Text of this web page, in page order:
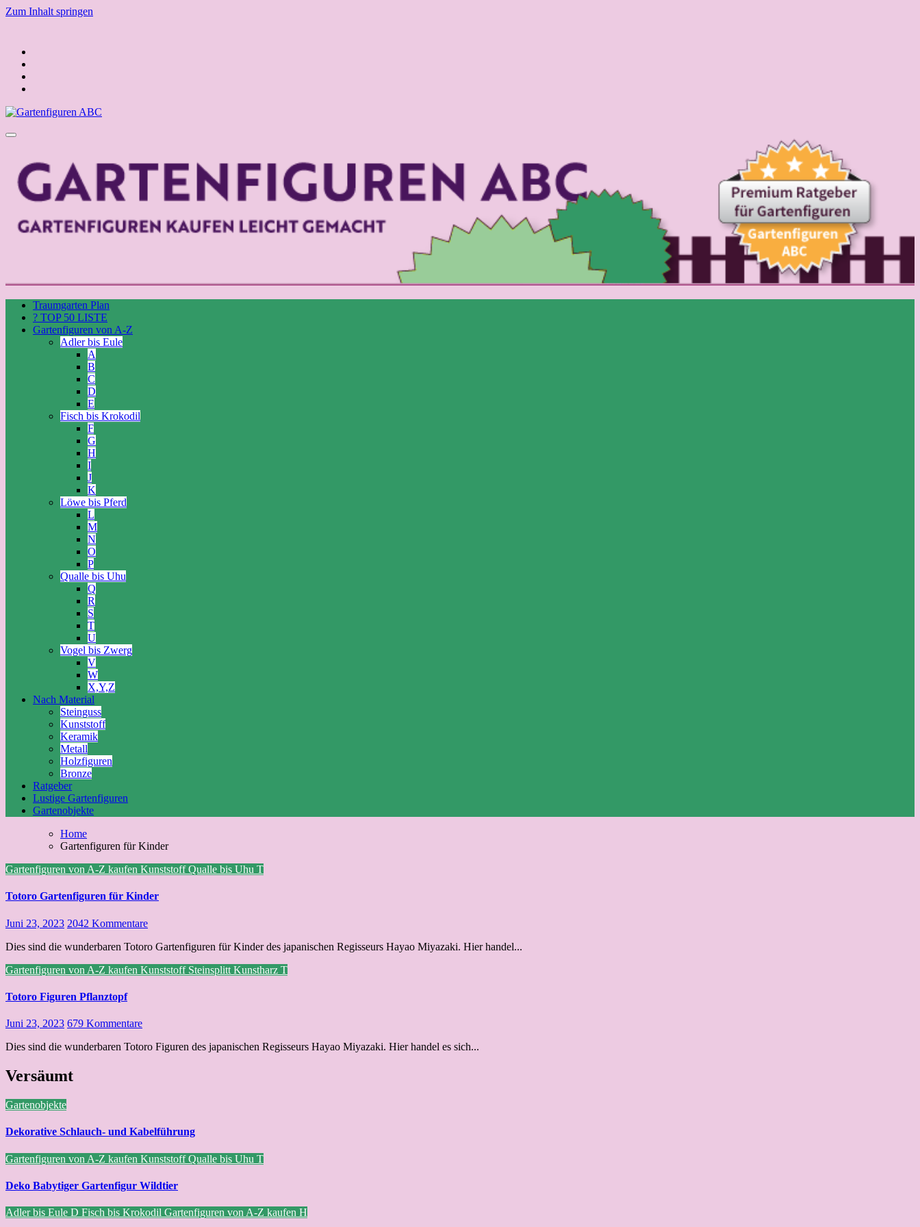
Zum Inhalt springen
Traumgarten Plan
? TOP 50 LISTE
Gartenfiguren von A-Z
Adler bis Eule
A
B
C
D
E
Fisch bis Krokodil
F
G
H
I
J
K
Löwe bis Pferd
L
M
N
O
P
Qualle bis Uhu
Q
R
S
T
U
Vogel bis Zwerg
V
W
X,Y,Z
Nach Material
Steinguss
Kunststoff
Keramik
Metall
Holzfiguren
Bronze
Ratgeber
Lustige Gartenfiguren
Gartenobjekte
Home
Gartenfiguren für Kinder
Gartenfiguren von A-Z kaufen KunststoffQualle bis Uhu T
Totoro Gartenfiguren für Kinder
Juni 23, 2023 2042 Kommentare
Dies sind die wunderbaren Totoro Gartenfiguren für Kinder des japanischen Regisseurs Hayao Miyazaki. Hier handel...
Gartenfiguren von A-Z kaufen Kunststoff Steinsplitt Kunstharz T
Totoro Figuren Pflanztopf
Juni 23, 2023 679 Kommentare
Dies sind die wunderbaren Totoro Figuren des japanischen Regisseurs Hayao Miyazaki. Hier handel es sich...
Versäumt
Gartenobjekte
Dekorative Schlauch- und Kabelführung
Gartenfiguren von A-Z kaufen KunststoffQualle bis Uhu T
Deko Babytiger Gartenfigur Wildtier
Adler bis Eule D Fisch bis Krokodil Gartenfiguren von A-Z kaufen H